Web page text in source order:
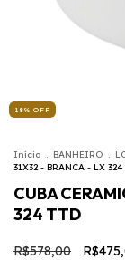
18% OFF
Início . BANHEIRO .
31X32 - BRANCA - LX 324
CUBA
324 TTD
R$578,00